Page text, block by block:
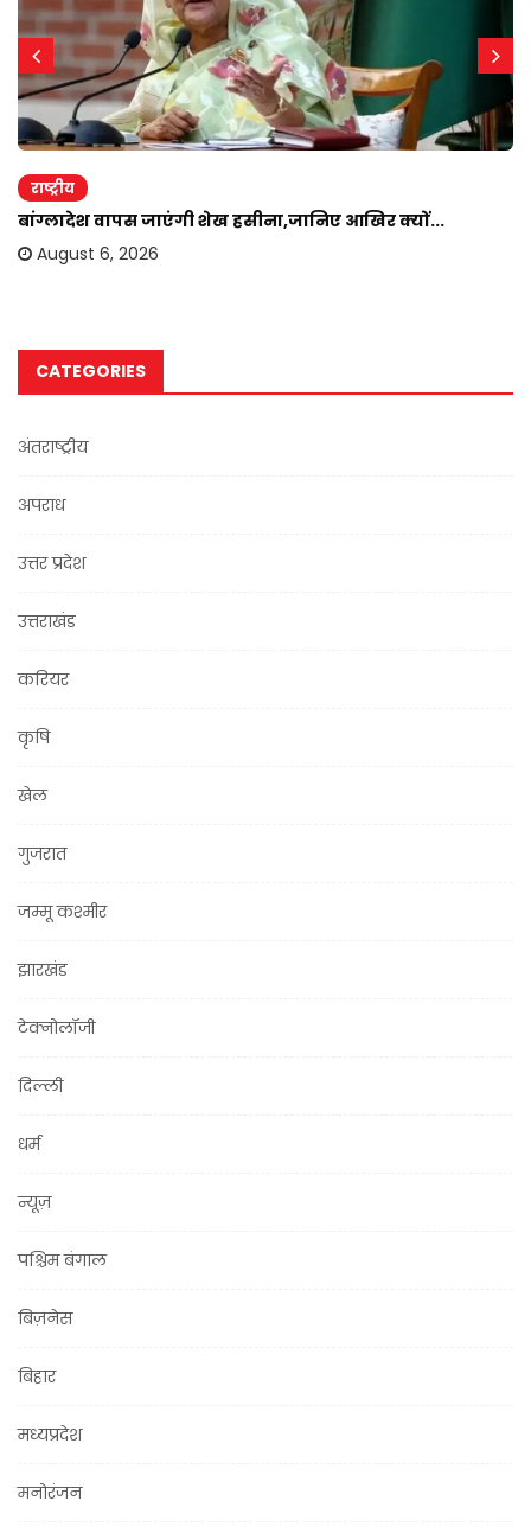
राष्ट्रीय
बांग्लादेश वापस जाएंगी शेख हसीना,जानिए आखिर क्यों...
August 6, 2026
CATEGORIES
अंतराष्ट्रीय
अपराध
उत्तर प्रदेश
उत्तराखंड
करियर
कृषि
खेल
गुजरात
जम्मू कश्मीर
झारखंड
टेक्नोलॉजी
दिल्ली
धर्म
न्यूज़
पश्चिम बंगाल
बिज़नेस
बिहार
मध्यप्रदेश
मनोरंजन